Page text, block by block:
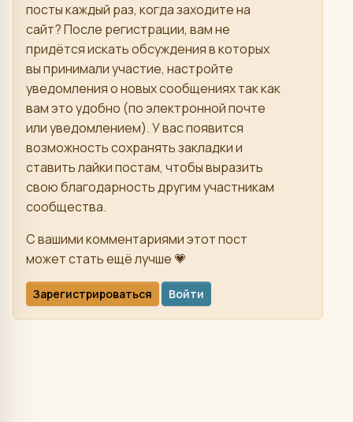
посты каждый раз, когда заходите на
сайт? После регистрации, вам не
придётся искать обсуждения в которых
вы принимали участие, настройте
уведомления о новых сообщениях так как
вам это удобно (по электронной почте
или уведомлением). У вас появится
возможность сохранять закладки и
ставить лайки постам, чтобы выразить
свою благодарность другим участникам
сообщества.
С вашими комментариями этот пост
может стать ещё лучше 💗
Зарегистрироваться Войти